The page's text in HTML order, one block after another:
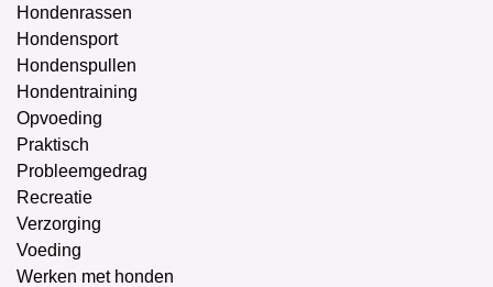
Hondenrassen
Hondensport
Hondenspullen
Hondentraining
Opvoeding
Praktisch
Probleemgedrag
Recreatie
Verzorging
Voeding
Werken met honden